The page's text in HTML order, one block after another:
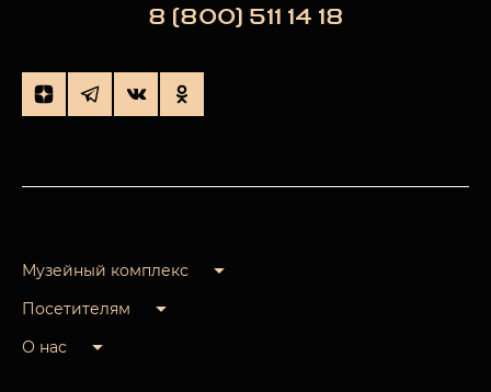
8 (800) 511 14 18
Музейный комплекс
Посетителям
О нас